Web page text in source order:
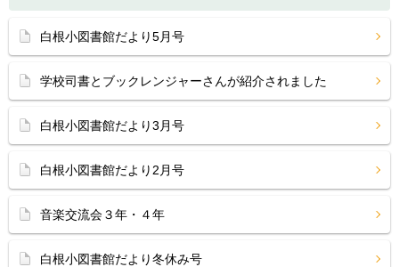
白根小図書館だより5月号
学校司書とブックレンジャーさんが紹介されました
白根小図書館だより3月号
白根小図書館だより2月号
音楽交流会３年・４年
白根小図書館だより冬休み号